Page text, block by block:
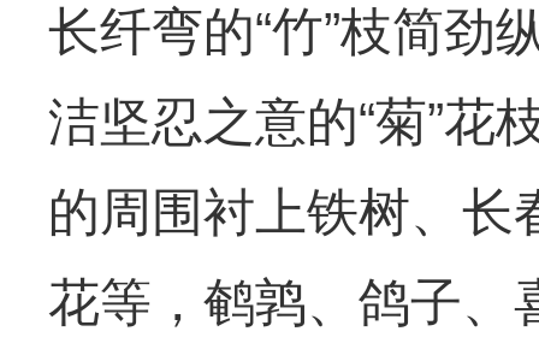
长纤弯的“竹”枝简劲
洁坚忍之意的“菊”花
的周围衬上铁树、长
花等，鹌鹑、鸽子、